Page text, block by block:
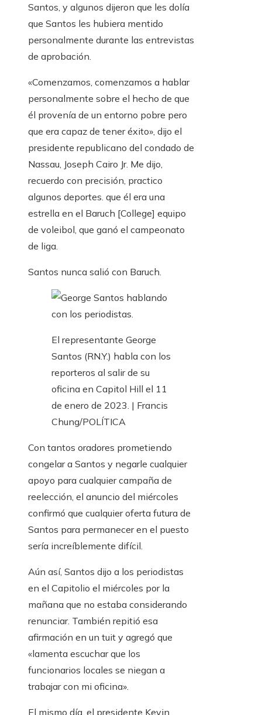
Santos, y algunos dijeron que les dolía
que Santos les hubiera mentido
personalmente durante las entrevistas
de aprobación.
«Comenzamos, comenzamos a hablar
personalmente sobre el hecho de que
él provenía de un entorno pobre pero
que era capaz de tener éxito», dijo el
presidente republicano del condado de
Nassau, Joseph Cairo Jr. Me dijo,
recuerdo con precisión, practico
algunos deportes. que él era una
estrella en el Baruch [College] equipo
de voleibol, que ganó el campeonato
de liga.
Santos nunca salió con Baruch.
El representante George
Santos (RN.Y.) habla con los
reporteros al salir de su
oficina en Capitol Hill el 11
de enero de 2023. | Francis
Chung/POLÍTICA
Con tantos oradores prometiendo
congelar a Santos y negarle cualquier
apoyo para cualquier campaña de
reelección, el anuncio del miércoles
confirmó que cualquier oferta futura de
Santos para permanecer en el puesto
sería increíblemente difícil.
Aún así, Santos dijo a los periodistas
en el Capitolio el miércoles por la
mañana que no estaba considerando
renunciar. También repitió esa
afirmación en un tuit y agregó que
«lamenta escuchar que los
funcionarios locales se niegan a
trabajar con mi oficina».
El mismo día, el presidente Kevin